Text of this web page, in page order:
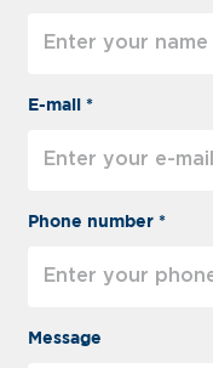
E-mail *
Phone number *
Message